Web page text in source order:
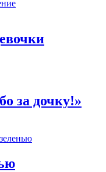
за дочку!»